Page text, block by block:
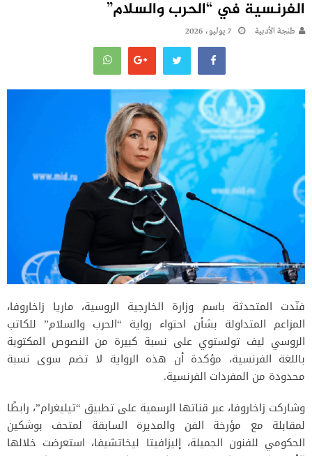
الفرنسية في “الحرب والسلام”
طنجة الأدبية 7 يوليو، 2026
فنّدت المتحدثة باسم وزارة الخارجية الروسية، ماريا زاخاروفا،
المزاعم المتداولة بشأن احتواء رواية “الحرب والسلام” للكاتب
الروسي ليف تولستوي على نسبة كبيرة من النصوص المكتوبة
باللغة الفرنسية، مؤكدة أن هذه الرواية لا تضم سوى نسبة
محدودة من المفردات الفرنسية.
وشاركت زاخاروفا، عبر قناتها الرسمية على تطبيق “تيليغرام”، رابطًا
لمقابلة مع مؤرخة الفن والمديرة السابقة لمتحف بوشكين
الحكومي للفنون الجميلة، إليزافيتا ليخاتشيفا، استعرضت خلالها